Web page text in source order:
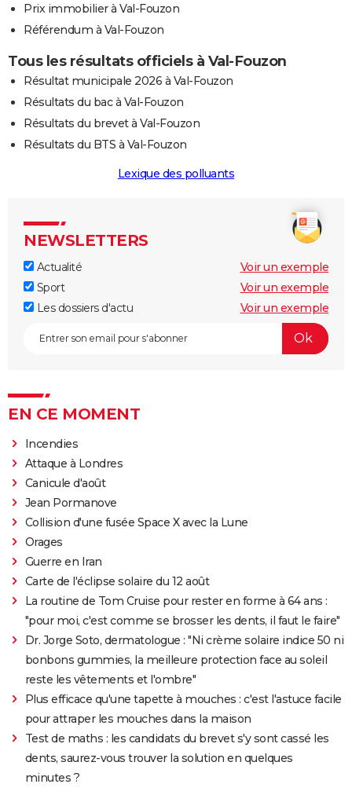
Prix immobilier à Val-Fouzon
Référendum à Val-Fouzon
Tous les résultats officiels à Val-Fouzon
Résultat municipale 2026 à Val-Fouzon
Résultats du bac à Val-Fouzon
Résultats du brevet à Val-Fouzon
Résultats du BTS à Val-Fouzon
Lexique des polluants
NEWSLETTERS
Actualité
Voir un exemple
Sport
Voir un exemple
Les dossiers d'actu
Voir un exemple
EN CE MOMENT
Incendies
Attaque à Londres
Canicule d'août
Jean Pormanove
Collision d'une fusée Space X avec la Lune
Orages
Guerre en Iran
Carte de l'éclipse solaire du 12 août
La routine de Tom Cruise pour rester en forme à 64 ans :
"pour moi, c'est comme se brosser les dents, il faut le faire"
Dr. Jorge Soto, dermatologue : "Ni crème solaire indice 50 ni
bonbons gummies, la meilleure protection face au soleil
reste les vêtements et l'ombre"
Plus efficace qu'une tapette à mouches : c'est l'astuce facile
pour attraper les mouches dans la maison
Test de maths : les candidats du brevet s'y sont cassé les
dents, saurez-vous trouver la solution en quelques
minutes ?